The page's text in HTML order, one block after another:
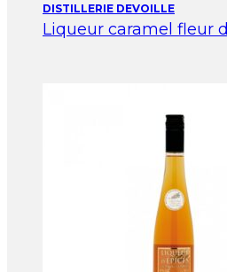
DISTILLERIE DEVOILLE
Liqueur caramel fleur